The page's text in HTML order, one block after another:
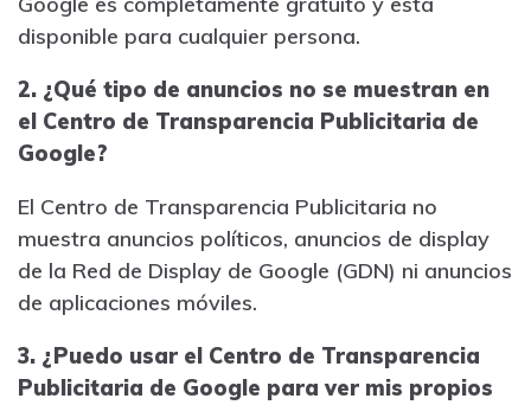
disponible para cualquier persona.
2. ¿Qué tipo de anuncios no se muestran en
el Centro de Transparencia Publicitaria de
Google?
El Centro de Transparencia Publicitaria no
muestra anuncios políticos, anuncios de display
de la Red de Display de Google (GDN) ni anuncios
de aplicaciones móviles.
3. ¿Puedo usar el Centro de Transparencia
Publicitaria de Google para ver mis propios